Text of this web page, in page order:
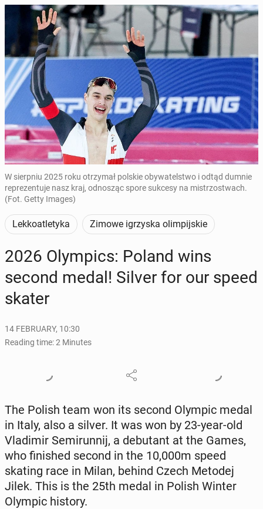
W sierpniu 2025 roku otrzymał polskie obywatelstwo i odtąd dumnie
reprezentuje nasz kraj, odnosząc spore sukcesy na mistrzostwach.
(Fot. Getty Images)
Lekkoatletyka Zimowe igrzyska olimpijskie
2026 Olympics: Poland wins
second medal! Silver for our speed
skater
14 FEBRUARY, 10:30
Reading time: 2 Minutes
The Polish team won its second Olympic medal
in Italy, also a silver. It was won by 23-year-old
Vladimir Semi­run­nij, a debu­tant at the Games,
who fin­ished second in the 10,000m speed
skating race in Milan, behind Czech Metodej
Jilek. This is the 25th medal in Polish Winter
Olympic history.